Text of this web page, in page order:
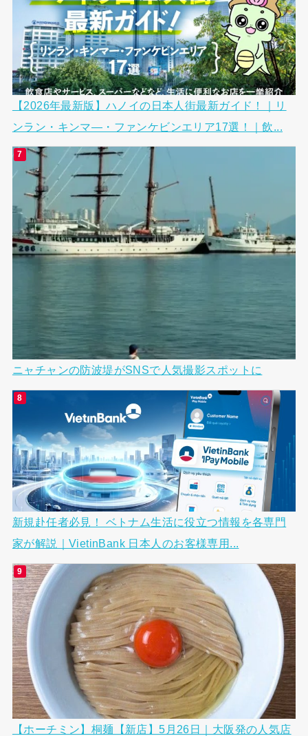
【2026年最新版】ハノイの日本人街最新ガイド！｜リ
ンラン・キンマ―・ファンケビンエリア17選！｜飲...
ニャチャンの防波堤がSNSで人気撮影スポットに
新規赴任者必見！ ベトナム生活に役立つ情報を各専門
家が解説｜VietinBank 日本人のお客様専用...
【ホーチミン】桐麺【新店】5月26日｜大阪発の人気店